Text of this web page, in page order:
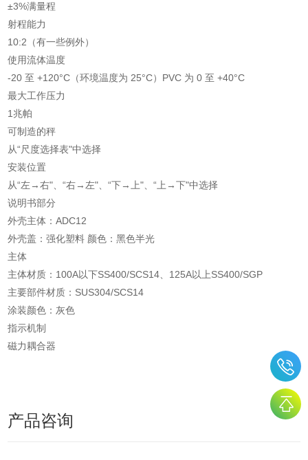
±3%满量程
射程能力
10:2（有一些例外）
使用流体温度
-20 至 +120°C（环境温度为 25°C）PVC 为 0 至 +40°C
最大工作压力
1兆帕
可制造的秤
从“尺度选择表"中选择
安装位置
从“左→右"、“右→左"、“下→上"、“上→下"中选择
说明书部分
外壳主体：ADC12
外壳盖：强化塑料 颜色：黑色半光
主体
主体材质：100A以下SS400/SCS14、125A以上SS400/SGP
主要部件材质：SUS304/SCS14
涂装颜色：灰色
指示机制
磁力耦合器
产品咨询